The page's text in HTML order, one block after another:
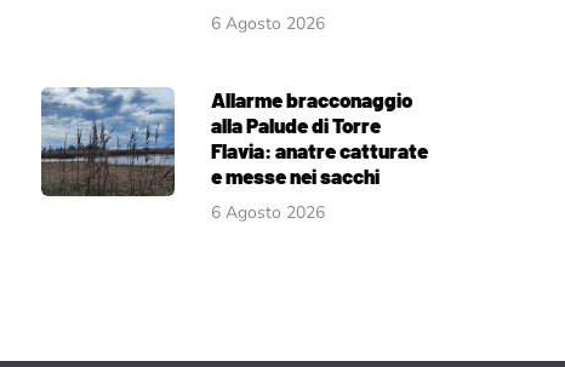
6 Agosto 2026
Allarme bracconaggio
alla Palude di Torre
Flavia: anatre catturate
e messe nei sacchi
6 Agosto 2026